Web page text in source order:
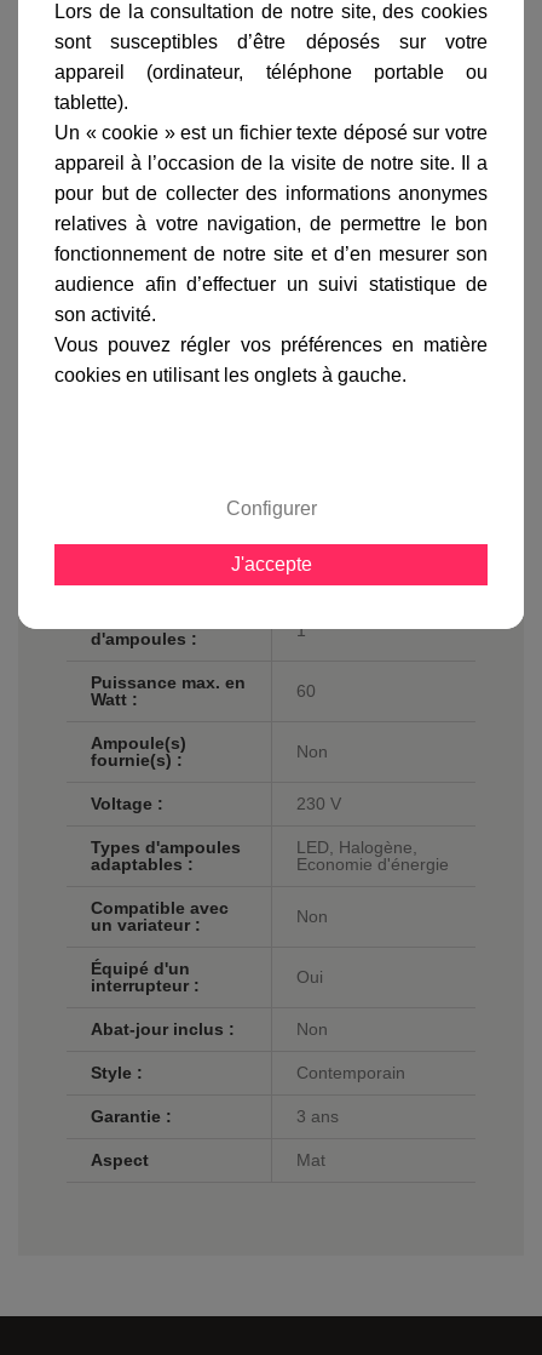
gamme complète
avis clients
Fiche technique
21
Hauteur en cm : 64.2
Profondeur en cm
:
21
Matière : Acier
Norme de sécurité
E27
d'ampoules :
1
Puissance max. en
Watt :
60
Ampoule(s)
fournie(s) :
Non
Voltage : 230 V
Types d'ampoules
adaptables :
LED, Halogène,
Economie d'énergie
Compatible avec
un variateur :
Non
Équipé d'un
interrupteur :
Oui
Abat-jour inclus : Non
Style : Contemporain
Garantie : 3 ans
Aspect Mat
Lors de la consultation de notre site, des cookies
sont susceptibles d’être déposés sur votre
appareil (ordinateur, téléphone portable ou
tablette).
Un « cookie » est un fichier texte déposé sur votre
appareil à l’occasion de la visite de notre site. Il a
pour but de collecter des informations anonymes
relatives à votre navigation, de permettre le bon
fonctionnement de notre site et d’en mesurer son
audience afin d’effectuer un suivi statistique de
son activité.
Vous pouvez régler vos préférences en matière
cookies en utilisant les onglets à gauche.
Configurer
J'accepte